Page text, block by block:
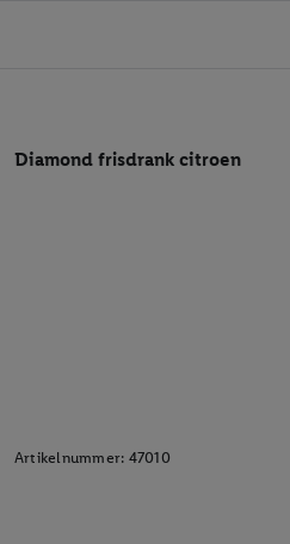
Diamond frisdrank citroen
Artikelnummer: 47010